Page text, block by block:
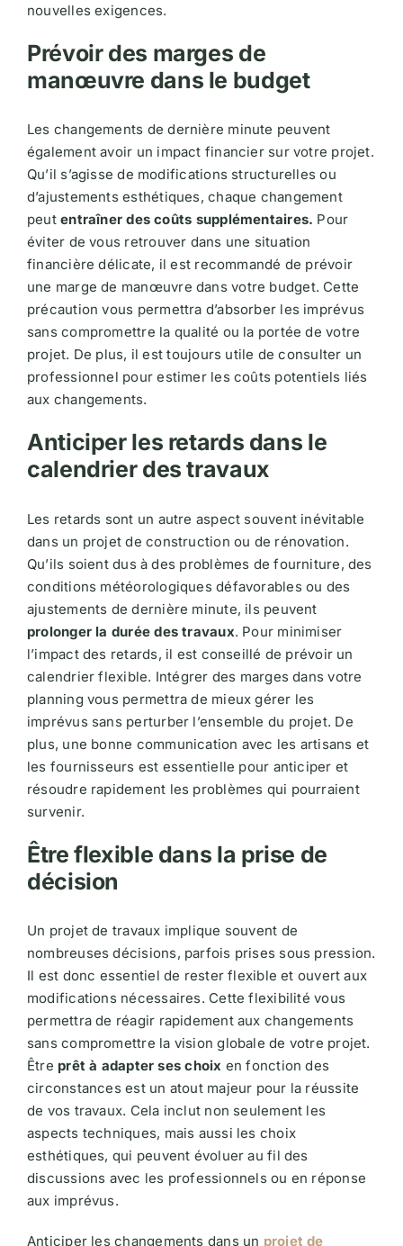
nouvelles exigences.
Prévoir des marges de
manœuvre dans le budget
Les changements de dernière minute peuvent
également avoir un impact financier sur votre projet.
Qu’il s’agisse de modifications structurelles ou
d’ajustements esthétiques, chaque changement
peutentraîner des coûts supplémentaires. Pour
éviter de vous retrouver dans une situation
financière délicate, il est recommandé de prévoir
une marge de manœuvre dans votre budget. Cette
précaution vous permettra d’absorber les imprévus
sans compromettre la qualité ou la portée de votre
projet. De plus, il est toujours utile de consulter un
professionnel pour estimer les coûts potentiels liés
aux changements.
Anticiper les retards dans le
calendrier des travaux
Les retards sont un autre aspect souvent inévitable
dans un projet de construction ou de rénovation.
Qu’ils soient dus à des problèmes de fourniture, des
conditions météorologiques défavorables ou des
ajustements de dernière minute, ils peuvent
prolonger la durée des travaux. Pour minimiser
l’impact des retards, il est conseillé de prévoir un
calendrier flexible. Intégrer des marges dans votre
planning vous permettra de mieux gérer les
imprévus sans perturber l’ensemble du projet. De
plus, une bonne communication avec les artisans et
les fournisseurs est essentielle pour anticiper et
résoudre rapidement les problèmes qui pourraient
survenir.
Être flexible dans la prise de
décision
Un projet de travaux implique souvent de
nombreuses décisions, parfois prises sous pression.
Il est donc essentiel de rester flexible et ouvert aux
modifications nécessaires. Cette flexibilité vous
permettra de réagir rapidement aux changements
sans compromettre la vision globale de votre projet.
Être prêt à adapter ses choix en fonction des
circonstances est un atout majeur pour la réussite
de vos travaux. Cela inclut non seulement les
aspects techniques, mais aussi les choix
esthétiques, qui peuvent évoluer au fil des
discussions avec les professionnels ou en réponse
aux imprévus.
Anticiper les changements dans un projet de